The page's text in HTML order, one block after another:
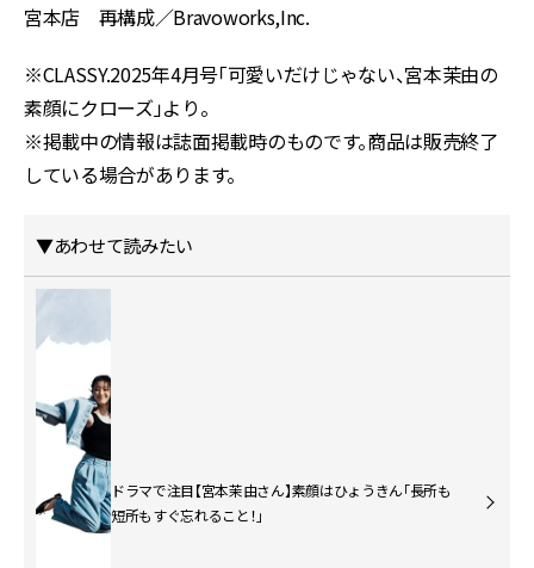
宮本店 再構成／Bravoworks,Inc.
※CLASSY.2025年4月号「可愛いだけじゃない、宮本茉由の
素顔にクローズ」より。
※掲載中の情報は誌面掲載時のものです。商品は販売終了
している場合があります。
▼あわせて読みたい
ドラマで注目【宮本茉由さん】素顔はひょうきん「長所も
短所もすぐ忘れること！」